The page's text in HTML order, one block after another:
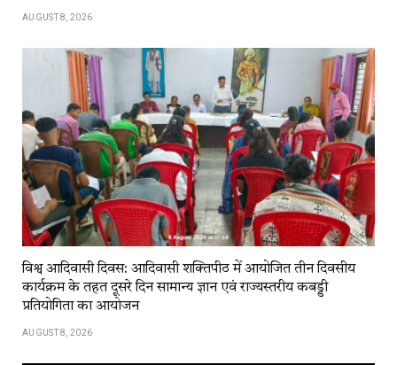
AUGUST 8, 2026
विश्व आदिवासी दिवस: आदिवासी शक्तिपीठ में आयोजित तीन दिवसीय
कार्यक्रम के तहत दूसरे दिन सामान्य ज्ञान एवं राज्यस्तरीय कबड्डी
प्रतियोगिता का आयोजन
AUGUST 8, 2026